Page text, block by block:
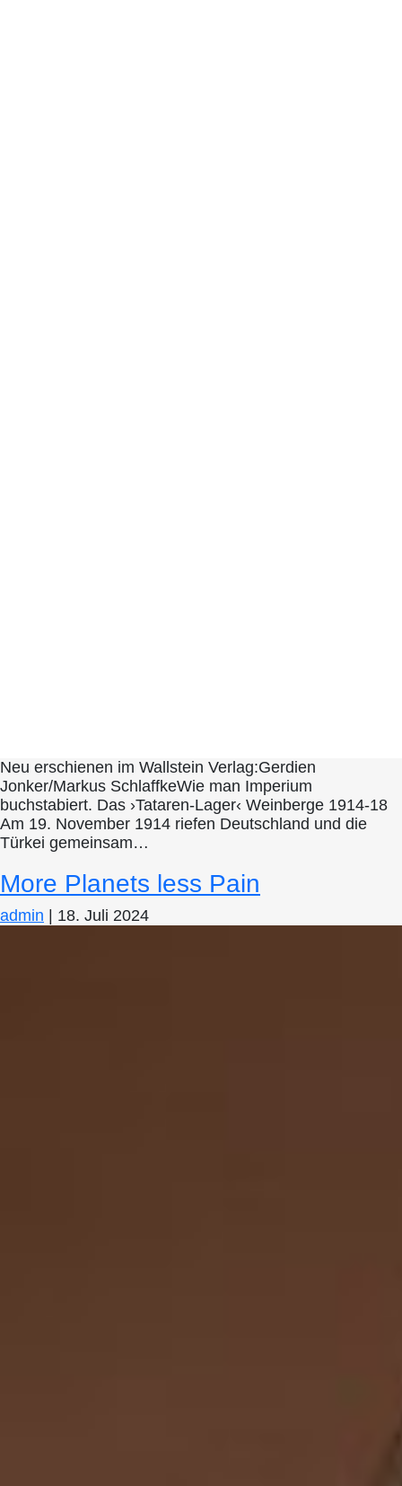
Neu erschienen im Wallstein Verlag:Gerdien
Jonker/Markus SchlaffkeWie man Imperium
buchstabiert. Das ›Tataren-Lager‹ Weinberge 1914-18
Am 19. November 1914 riefen Deutschland und die
Türkei gemeinsam…
More Planets less Pain
admin 18. Juli 2024